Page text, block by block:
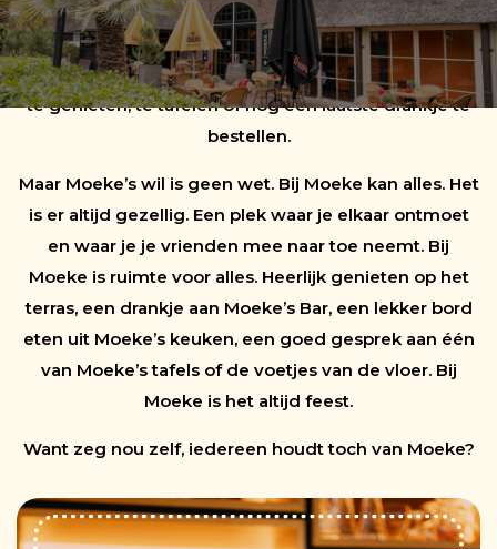
hapjes en de drankjes. En natuurlijk een gezellige
sfeer. ‘Ik zit even bij Moeke’ is dan ook het mooiste
excuus om het wat later te maken. Om net iets langer
te genieten, te tafelen of nog een laatste drankje te
bestellen.
Maar Moeke’s wil is geen wet. Bij Moeke kan alles. Het
is er altijd gezellig. Een plek waar je elkaar ontmoet
en waar je je vrienden mee naar toe neemt. Bij
Moeke is ruimte voor alles. Heerlijk genieten op het
terras, een drankje aan Moeke’s Bar, een lekker bord
eten uit Moeke’s keuken, een goed gesprek aan één
van Moeke’s tafels of de voetjes van de vloer. Bij
Moeke is het altijd feest.
Want zeg nou zelf, iedereen houdt toch van Moeke?